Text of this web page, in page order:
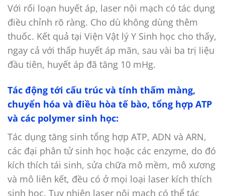
Với rối loạn huyết áp, laser nội mạch có tác dụng
điều chỉnh rõ ràng. Cho dù không dùng thêm
thuốc. Kết quả tại Viện Vật lý Y Sinh học cho thấy,
ngay cả với thấp huyết áp mãn, sau vài ba trị liệu
đầu tiên, huyết áp đã tăng 10 mHg.
Tác động tới cấu trúc và tính thấm màng,
chuyển hóa và điều hòa tế bào, tổng hợp ATP
và các polymer sinh học:
Tác dụng tăng sinh tổng hợp ATP, ADN và ARN,
các đại phân tử sinh học hoặc các enzyme, do đó
kích thích tái sinh, sửa chữa mô mềm, mô xương
và mô liên kết, đều có ở mọi loại laser kích thích
sinh học. Tuy nhiên laser nội mạch có thể tác